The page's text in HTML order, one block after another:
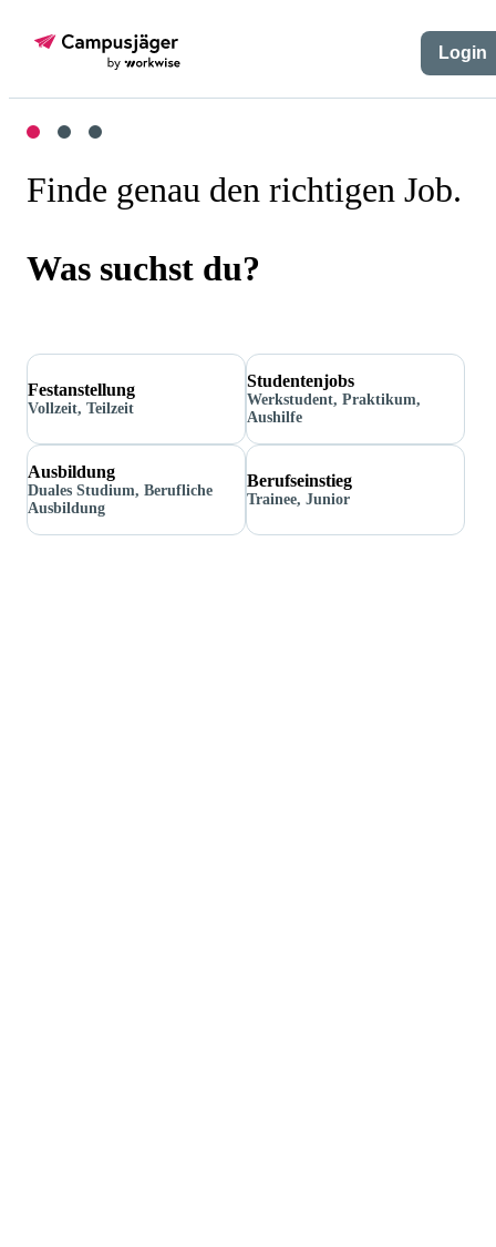
Login
Finde genau den richtigen Job.
Was suchst du?
Festanstellung
Vollzeit, Teilzeit
Studentenjobs
Werkstudent, Praktikum,
Aushilfe
Ausbildung
Duales Studium, Berufliche
Ausbildung
Berufseinstieg
Trainee, Junior